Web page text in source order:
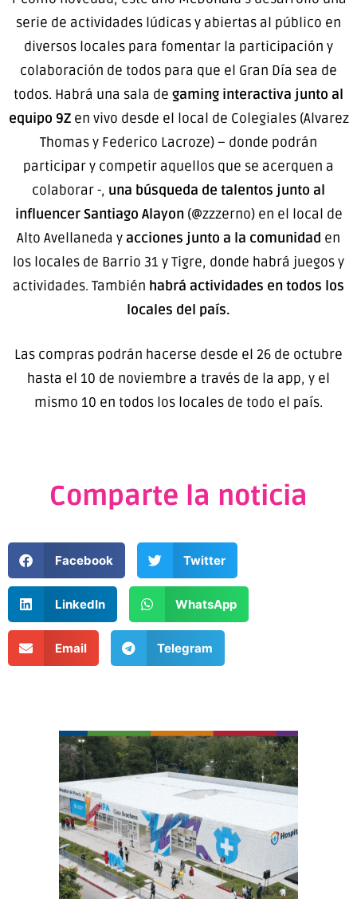
serie de actividades lúdicas y abiertas al público en
diversos locales para fomentar la participación y
colaboración de todos para que el Gran Día sea de
todos. Habrá una sala de gaming interactiva junto al
equipo 9Zen vivo desde el local de Colegiales (Alvarez
Thomas y Federico Lacroze) – donde podrán
participar y competir aquellos que se acerquen a
colaborar -, una búsqueda de talentos junto al
influencer Santiago Alayon(@zzzerno) en el local de
Alto Avellaneda y acciones junto a la comunidad en
los locales de Barrio 31 y Tigre, donde habrá juegos y
actividades. También habrá actividades en todos los
locales del país.
Las compras podrán hacerse desde el 26 de octubre
hasta el 10 de noviembre a través de la app, y el
mismo 10 en todos los locales de todo el país.
Comparte la noticia
Facebook Twitter
LinkedIn WhatsApp
Email Telegram